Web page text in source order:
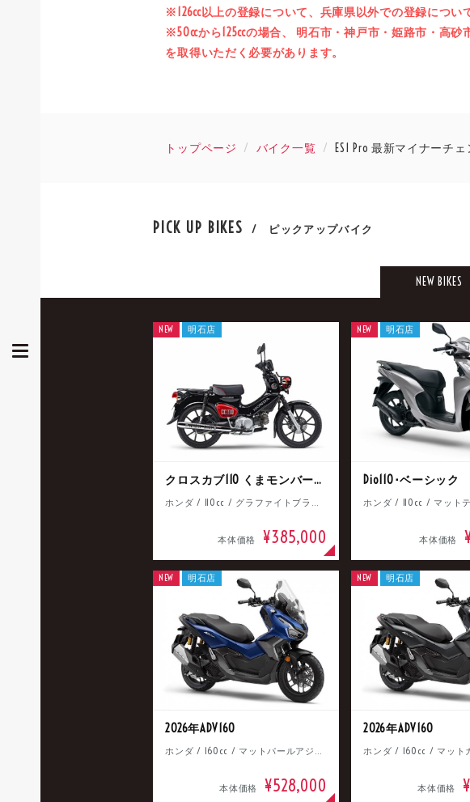
※126cc以上の登録について、兵庫県以外での登録につい
※50ccから125ccの場合、 明石市・神戸市・姫路市・高
を取得いただく必要があります。
トップページ バイク一覧 ES1 Pro 最新マイナーチ
PICK UP BIKES / ピックアップバイク
NEW BIKES
クロスカブ110 くまモンバージョン
本体価格 ¥385,000
NEW 明石店
Dio110･ベーシック
本体価格
NEW 明石店
2026年ADV160
本体価格 ¥528,000
NEW 明石店
2026年ADV160
本体価格
NEW 明石店